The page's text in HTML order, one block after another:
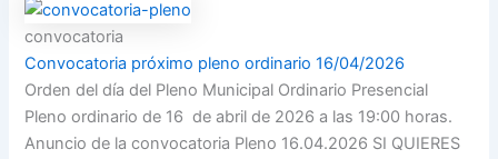
convocatoria
Convocatoria próximo pleno ordinario 16/04/2026
Orden del día del Pleno Municipal Ordinario Presencial
Pleno ordinario de 16 de abril de 2026 a las 19:00 horas.
Anuncio de la convocatoria Pleno 16.04.2026 SI QUIERES